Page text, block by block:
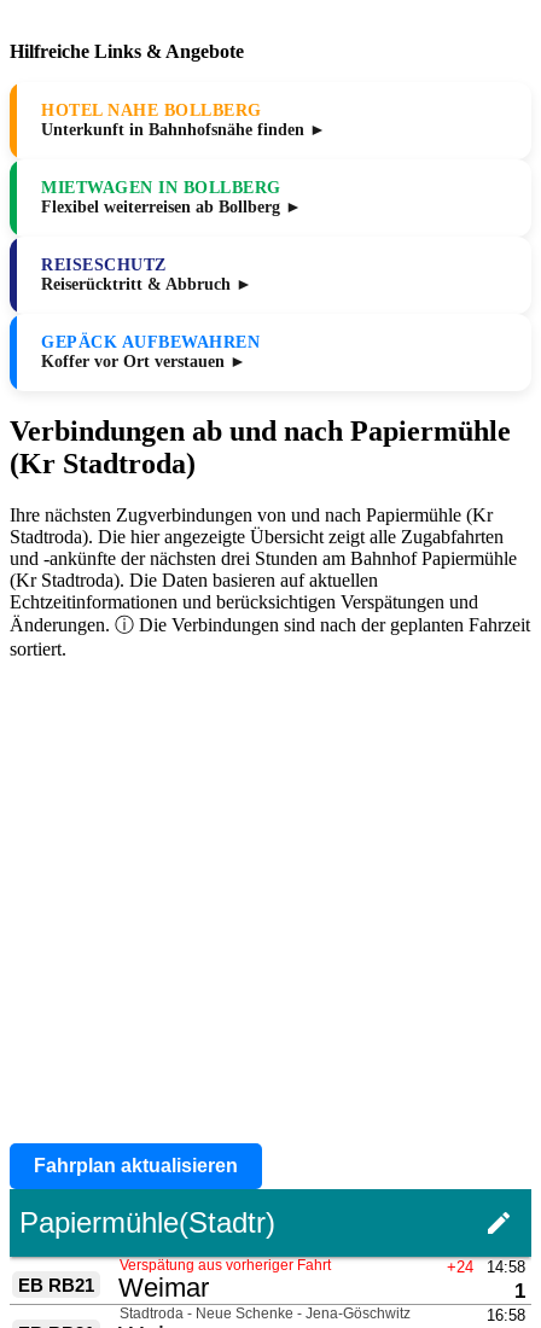
Hilfreiche Links & Angebote
HOTEL NAHE BOLLBERG
Unterkunft in Bahnhofsnähe finden ►
MIETWAGEN IN BOLLBERG
Flexibel weiterreisen ab Bollberg ►
REISESCHUTZ
Reiserücktritt & Abbruch ►
GEPÄCK AUFBEWAHREN
Koffer vor Ort verstauen ►
Verbindungen ab und nach Papiermühle
(Kr Stadtroda)
Ihre nächsten Zugverbindungen von und nach Papiermühle (Kr
Stadtroda). Die hier angezeigte Übersicht zeigt alle Zugabfahrten
und -ankünfte der nächsten drei Stunden am Bahnhof Papiermühle
(Kr Stadtroda). Die Daten basieren auf aktuellen
Echtzeitinformationen und berücksichtigen Verspätungen und
Änderungen. ⓘ Die Verbindungen sind nach der geplanten Fahrzeit
sortiert.
Fahrplan aktualisieren